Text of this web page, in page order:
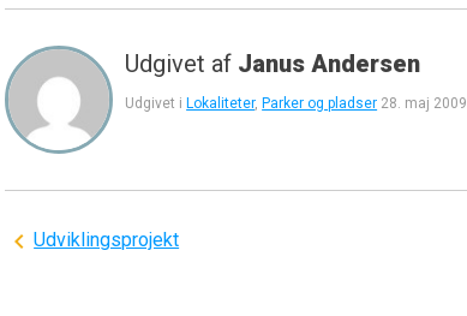
Udgivet af Janus Andersen
Udgivet iLokaliteter,Parker og pladser 28. maj 2009
Indlægsnavigation
Udviklingsprojekt